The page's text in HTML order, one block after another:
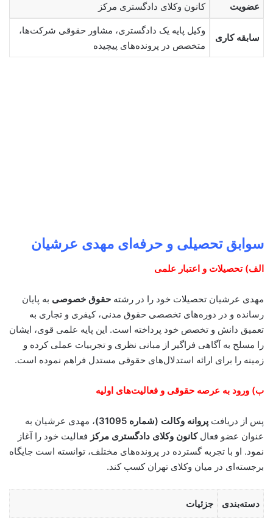
عضویت کانون وکلای دادگستری مرکز
سابقه کاری
وکیل پایه یک دادگستری، مشاور حقوقی شرکت‌ها،
متخصص در پرونده‌های پیچیده
سوابق تحصیلی و حرفه‌ای مهدی عرشیان
الف) تحصیلات و اعتبار علمی
مهدی عرشیان تحصیلات خود را در رشته حقوق خصوصی به پایان
رسانده و در دوره‌های تخصصی حقوق مدنی، کیفری و تجاری به
تعمیق دانش و تخصص خود پرداخته است. این پایه علمی قوی، ایشان
را مسلح به آگاهی فراگیر از مبانی نظری و تجربیات عملی کرده و
زمینه را برای ارائه استدلال‌های حقوقی مستدل فراهم نموده است.
ب) ورود به عرصه حقوقی و فعالیت‌های اولیه
پس از دریافت پروانه وکالت (شماره 31095)
، مهدی عرشیان به
عنوان عضو فعالکانون وکلای دادگستری مرکز فعالیت خود را آغاز
نمود. او با تجربه گسترده در پرونده‌های مختلف، توانسته است جایگاه
برجسته‌ای در میان وکلای تهران کسب کند.
دسته‌بندی جزئیات